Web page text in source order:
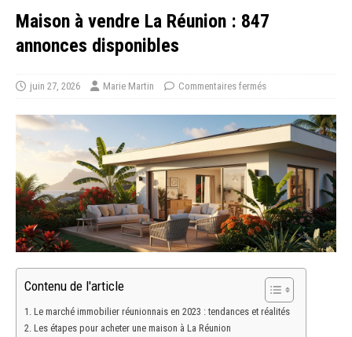
Maison à vendre La Réunion : 847
annonces disponibles
juin 27, 2026 Marie Martin Commentaires fermés
Contenu de l'article
Le marché immobilier réunionnais en 2023 : tendances et réalités
Les étapes pour acheter une maison à La Réunion